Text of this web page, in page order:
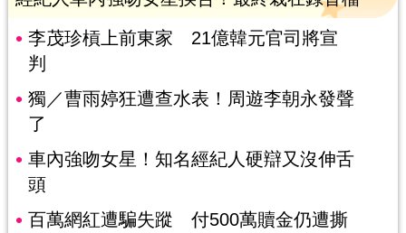
李茂珍槓上前東家 21億韓元官司將宣
判
獨／曹雨婷狂遭查水表！周遊李朝永發聲
了
車內強吻女星！知名經紀人硬辯又沒伸舌
頭
百萬網紅遭騙失蹤 付500萬贖金仍遭撕